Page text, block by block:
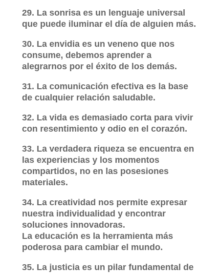
29. La sonrisa es un lenguaje universal
que puede iluminar el día de alguien más.
30. La envidia es un veneno que nos
consume, debemos aprender a
alegrarnos por el éxito de los demás.
31. La comunicación efectiva es la base
de cualquier relación saludable.
32. La vida es demasiado corta para vivir
con resentimiento y odio en el corazón.
33. La verdadera riqueza se encuentra en
las experiencias y los momentos
compartidos, no en las posesiones
materiales.
34. La creatividad nos permite expresar
nuestra individualidad y encontrar
soluciones innovadoras.
La educación es la herramienta más
poderosa para cambiar el mundo.
35. La justicia es un pilar fundamental de